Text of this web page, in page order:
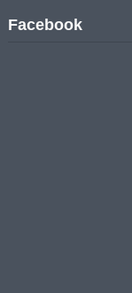
Facebook